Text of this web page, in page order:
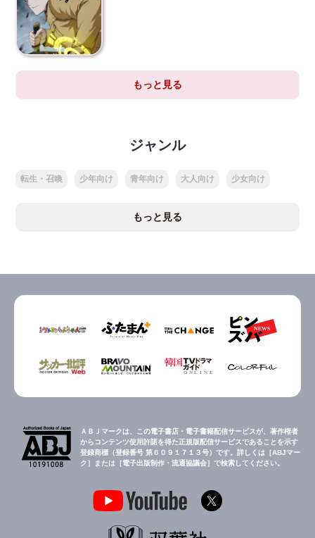
もっと見る
ジャンル
転生・召喚 少年向け 青年向け 大人向け 少女向け
もっと見る
ＡＢＪマークは、この電子書店・電子書籍配信サービスが、著作権者
からコンテンツ使用許諾を得た正規版配信サービスであることを示す
登録商標（登録番号 第６０９１７１３号）です。詳しくは［ABJマー
ク］または［電子出版制作・流通協議会］で検索してください。